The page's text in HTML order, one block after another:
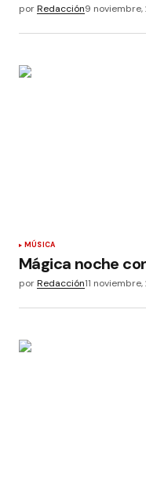
porRedacción9 noviembre,
MÚSICA
Mágica noche
porRedacción11 noviembre,